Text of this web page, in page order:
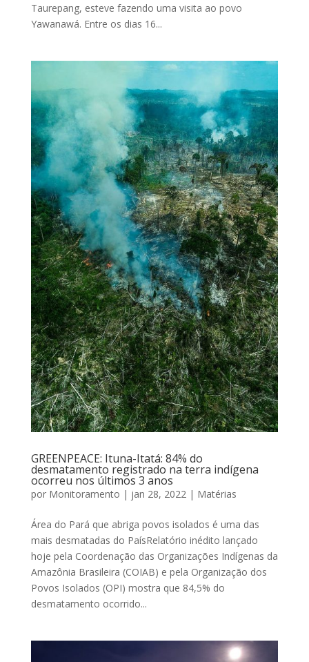
Taurepang, esteve fazendo uma visita ao povo
Yawanawá. Entre os dias 16...
GREENPEACE: Ituna-Itatá: 84% do
desmatamento registrado na terra indígena
ocorreu nos últimos 3 anos
por Monitoramento | jan 28, 2022| Matérias
Área do Pará que abriga povos isolados é uma das
mais desmatadas do PaísRelatório inédito lançado
hoje pela Coordenação das Organizações Indígenas da
Amazônia Brasileira (COIAB) e pela Organização dos
Povos Isolados (OPI) mostra que 84,5% do
desmatamento ocorrido...